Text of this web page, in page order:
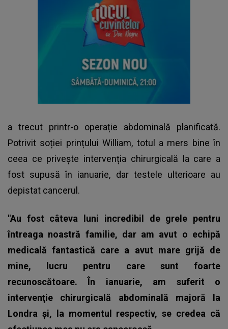
a trecut printr-o operație abdominală planificată.
Potrivit soției prințului William, totul a mers bine în
ceea ce privește intervenția chirurgicală la care a
fost supusă în ianuarie, dar testele ulterioare au
depistat cancerul.
"Au fost câteva luni incredibil de grele pentru
întreaga noastră familie, dar am avut o echipă
medicală fantastică care a avut mare grijă de
mine, lucru pentru care sunt foarte
recunoscătoare. În ianuarie, am suferit o
intervenţie chirurgicală abdominală majoră la
Londra şi, la momentul respectiv, se credea că